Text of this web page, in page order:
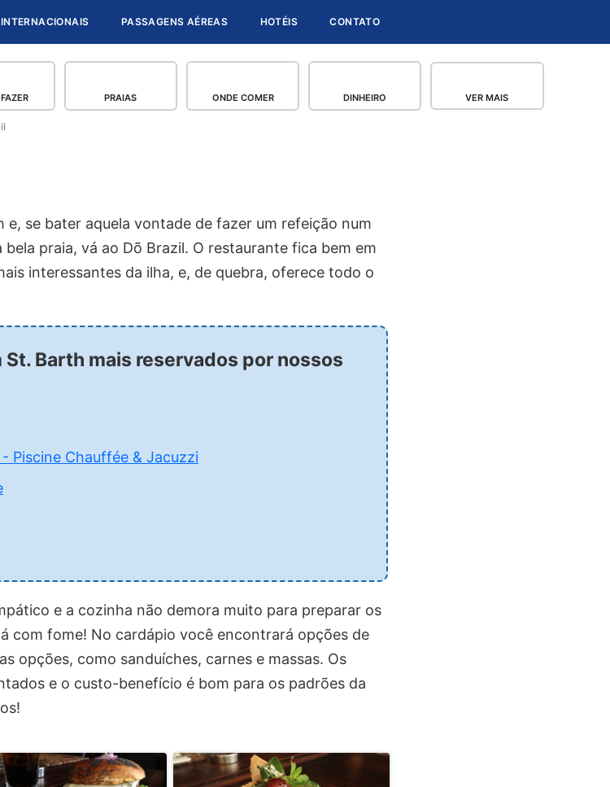
PASSAGENS AÉREAS HOTÉIS CONTATO
PRAIAS ONDE COMER DINHEIRO VER MAIS
se bater aquela vontade de fazer um refeição num
praia, vá ao Dõ Brazil. O restaurante fica bem em
interessantes da ilha, e, de quebra, oferece todo o
Barth mais reservados por nossos
Piscine Chauffée & Jacuzzi
e a cozinha não demora muito para preparar os
com fome! No cardápio você encontrará opções de
opções, como sanduíches, carnes e massas. Os
e o custo-benefício é bom para os padrões da